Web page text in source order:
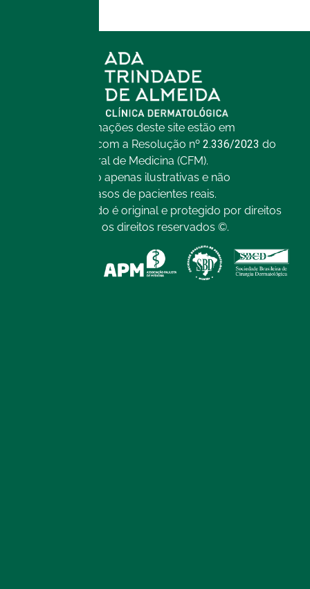
Todas as informações deste site estão em
conformidade com a Resolução nº 2.336/2023 do
Conselho Federal de Medicina (CFM).
As imagens são apenas ilustrativas e não
representam casos de pacientes reais.
Todo o conteúdo é original e protegido por direitos
autorais. Todos os direitos reservados ©.